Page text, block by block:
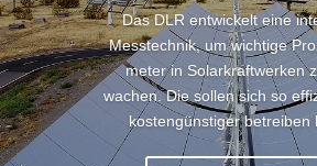
DasDLRentwi­ckelt eine
Mess­technik, um wichtige
meter in Solar­kraft­werken
wachen. Die sollen sich so
kosten­güns­tiger betreiben